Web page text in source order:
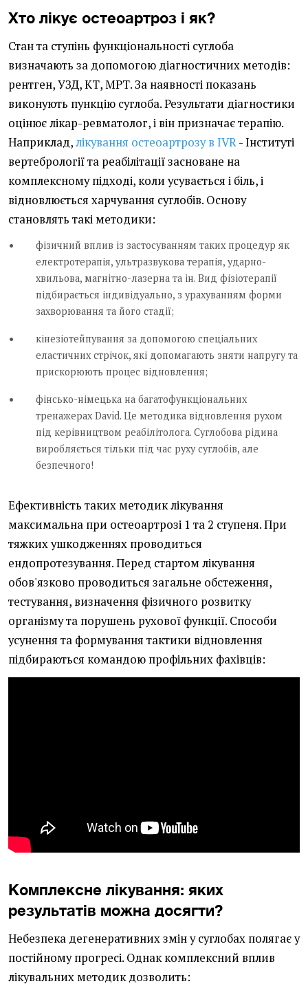
Хто лікує остеоартроз і як?
Стан та ступінь функціональності суглоба
визначають за допомогою діагностичних методів:
рентген, УЗД, КТ, МРТ. За наявності показань
виконують пункцію суглоба. Результати діагностики
оцінює лікар-ревматолог, і він призначає терапію.
Наприклад,лікування остеоартрозу в IVR- Інституті
вертебрології та реабілітації засноване на
комплексному підході, коли усувається і біль, і
відновлюється харчування суглобів. Основу
становлять такі методики:
фізичний вплив із застосуванням таких процедур як
електротерапія, ультразвукова терапія, ударно-
хвильова, магнітно-лазерна та ін. Вид фізіотерапії
підбирається індивідуально, з урахуванням форми
захворювання та його стадії;
кінезіотейпування за допомогою спеціальних
еластичних стрічок, які допомагають зняти напругу та
прискорюють процес відновлення;
фінсько-німецька на багатофункціональних
тренажерах David. Це методика відновлення рухом
під керівництвом реабілітолога. Суглобова рідина
виробляється тільки під час руху суглобів, але
безпечного!
Ефективність таких методик лікування
максимальна при остеоартрозі 1 та 2 ступеня. При
тяжких ушкодженнях проводиться
ендопротезування. Перед стартом лікування
обов'язково проводиться загальне обстеження,
тестування, визначення фізичного розвитку
організму та порушень рухової функції. Способи
усунення та формування тактики відновлення
підбираються командою профільних фахівців:
Комплексне лікування: яких
результатів можна досягти?
Небезпека дегенеративних змін у суглобах полягає у
постійному прогресі. Однак комплексний вплив
лікувальних методик дозволить: